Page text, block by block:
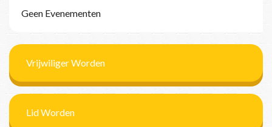
Geen Evenementen
Vrijwiliger Worden
Lid Worden